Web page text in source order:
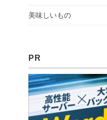
美味しいもの
PR